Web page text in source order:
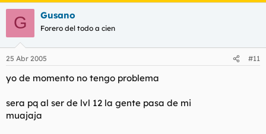
G Gusano
Forero del todo a cien
25 Abr 2005 #11
yo de momento no tengo problema
sera pq al ser de lvl 12 la gente pasa de mi
muajaja